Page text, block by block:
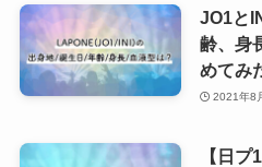
JO1と
齢、身
めてみ
2021年8
【日